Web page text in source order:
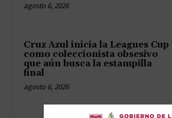
agosto 6, 2026
Cruz Azul inicia la Leagues Cup
como coleccionista obsesivo
que aún busca la estampilla
final
agosto 6, 2026